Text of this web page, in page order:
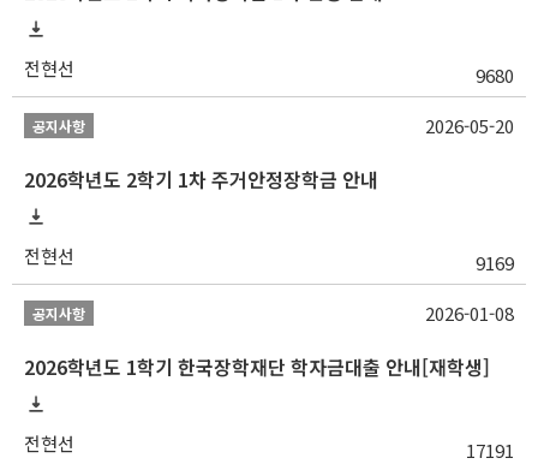
전현선 9680
공지사항
2026학년도 2학기 1차 주거안정장학금 안내
전현선 9169
2026-05-20
공지사항
2026학년도 1학기 한국장학재단 학자금대출 안내[재학생]
전현선 17191
2026-01-08